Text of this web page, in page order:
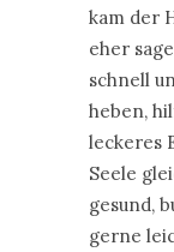
kam der
eher
schnell
heben,
leckeres
Seele
gesund,
gerne